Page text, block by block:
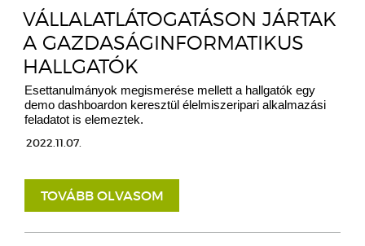
VÁLLALATLÁTOGATÁSON JÁRTAK
A GAZDASÁGINFORMATIKUS
HALLGATÓK
Esettanulmányok megismerése mellett a hallgatók egy
demo dashboardon keresztül élelmiszeripari alkalmazási
feladatot is elemeztek.
2022.11.07.
TOVÁBB OLVASOM